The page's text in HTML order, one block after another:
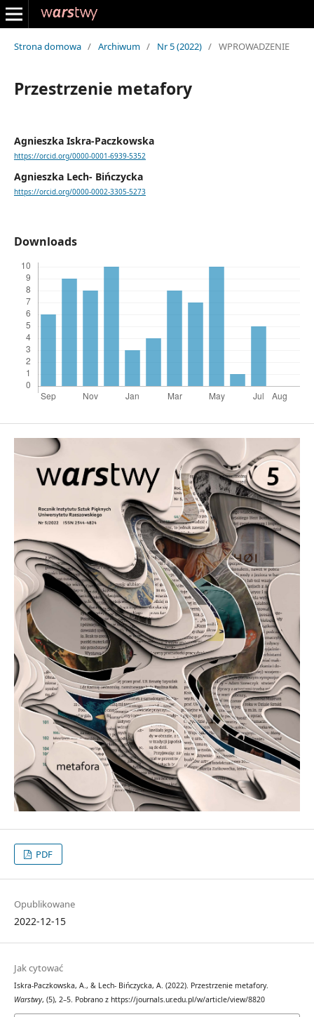
Strona domowa / Archiwum / Nr 5 (2022) / WPROWADZENIE
Przestrzenie metafory
Agnieszka Iskra-Paczkowska
https://orcid.org/0000-0001-6939-5352
Agnieszka Lech- Bińczycka
https://orcid.org/0000-0002-3305-5273
Downloads
PDF
Opublikowane
2022-12-15
Jak cytować
Iskra-Paczkowska, A., & Lech- Bińczycka, A. (2022). Przestrzenie metafory.
Warstwy, (5), 2–5. Pobrano z https://journals.ur.edu.pl/w/article/view/8820